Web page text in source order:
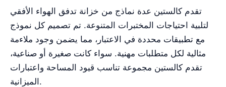
تقدم كالستين عدة نماذج من خزانة تدفق الهواء الأفقي
لتلبية احتياجات المختبرات المتنوعة. تم تصميم كل نموذج
مع تطبيقات محددة في الاعتبار، مما يضمن وجود ملاءمة
مثالية لكل متطلبات مهنية. سواء كانت صغيرة أو صناعية،
تقدم كالستين مجموعة تناسب قيود المساحة واعتبارات
الميزانية.